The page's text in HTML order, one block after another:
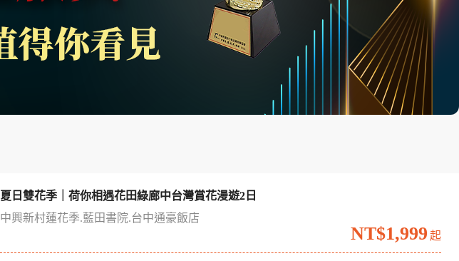
夏日雙花季｜荷你相遇花田綠廊中台灣賞花漫遊2日
中興新村蓮花季.藍田書院.台中通豪飯店
NT$1,999 起